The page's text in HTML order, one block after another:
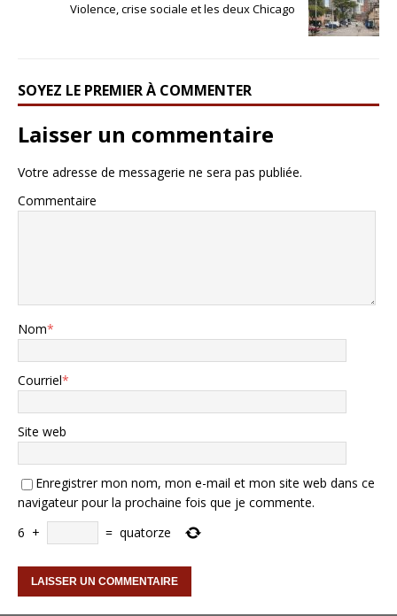
Violence, crise sociale et les deux Chicago
SOYEZ LE PREMIER À COMMENTER
Laisser un commentaire
Votre adresse de messagerie ne sera pas publiée.
Commentaire
Nom*
Courriel*
Site web
Enregistrer mon nom, mon e-mail et mon site web dans ce
navigateur pour la prochaine fois que je commente.
6 + = quatorze